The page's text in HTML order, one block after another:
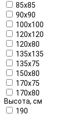
85x85
90x90
100x100
120x120
120x80
135x135
135x75
150x80
170x75
170x80
Высота, см
190